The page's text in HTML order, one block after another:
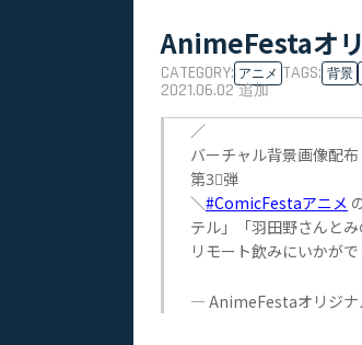
AnimeFestaオ
CATEGORY: アニメ TAGS: 背景
2021.06.02追加
／
バーチャル背景画像配布
第3⃣弾
＼#ComicFestaアニメ
テル」「羽田野さんと
リモート飲みにいかが
— AnimeFestaオリジナ